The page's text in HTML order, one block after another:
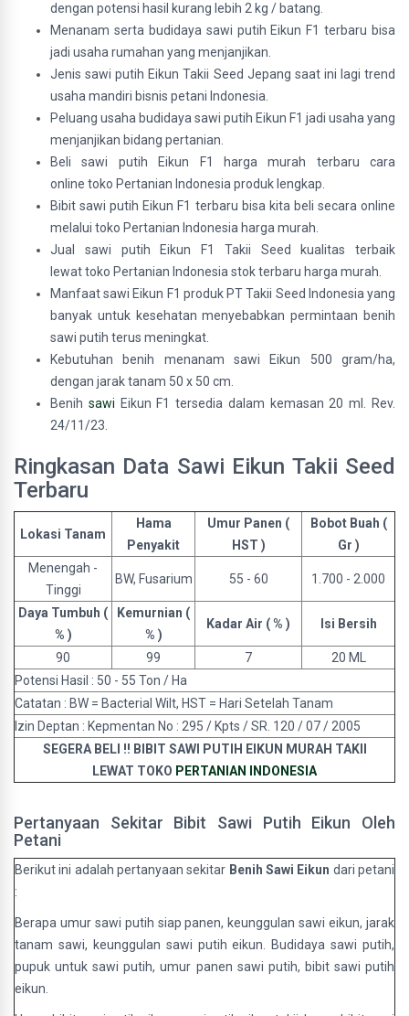
dengan potensi hasil kurang lebih 2 kg / batang.
Menanam serta budidaya sawi putih Eikun F1 terbaru bisa
jadi usaha rumahan yang menjanjikan.
Jenis sawi putih Eikun Takii Seed Jepang saat ini lagi trend
usaha mandiri bisnis petani Indonesia.
Peluang usaha budidaya sawi putih Eikun F1 jadi usaha yang
menjanjikan bidang pertanian.
Beli sawi putih Eikun F1 harga murah terbaru cara
online toko Pertanian Indonesia produk lengkap.
Bibit sawi putih Eikun F1 terbaru bisa kita beli secara online
melalui toko Pertanian Indonesia harga murah.
Jual sawi putih Eikun F1 Takii Seed kualitas terbaik
lewat toko Pertanian Indonesia stok terbaru harga murah.
Manfaat sawi Eikun F1 produk PT Takii Seed Indonesia yang
banyak untuk kesehatan menyebabkan permintaan benih
sawi putih terus meningkat.
Kebutuhan benih menanam sawi Eikun 500 gram/ha,
dengan jarak tanam 50 x 50 cm.
Benih sawi Eikun F1 tersedia dalam kemasan 20 ml. Rev.
24/11/23.
Ringkasan Data Sawi Eikun Takii Seed
Terbaru
Lokasi Tanam
Hama
Penyakit
Umur Panen (
HST )
Bobot Buah (
Gr )
Menengah -
Tinggi
BW, Fusarium 55 - 60 1.700 - 2.000
Daya Tumbuh (
% )
Kemurnian (
% )
Kadar Air ( % ) Isi Bersih
90 99 7
20 ML
Potensi Hasil : 50 - 55 Ton / Ha
Catatan : BW = Bacterial Wilt, HST = Hari Setelah Tanam
Izin Deptan : Kepmentan No : 295 / Kpts / SR. 120 / 07 / 2005
SEGERA BELI !! BIBIT SAWI PUTIH EIKUN MURAH TAKII
LEWAT TOKO PERTANIAN INDONESIA
Pertanyaan Sekitar Bibit Sawi Putih Eikun Oleh
Petani
Berikut ini adalah pertanyaan sekitar Benih Sawi Eikun dari petani
:
Berapa umur sawi putih siap panen, keunggulan sawi eikun, jarak
tanam sawi, keunggulan sawi putih eikun. Budidaya sawi putih,
pupuk untuk sawi putih, umur panen sawi putih, bibit sawi putih
eikun.